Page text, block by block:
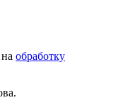
обработку